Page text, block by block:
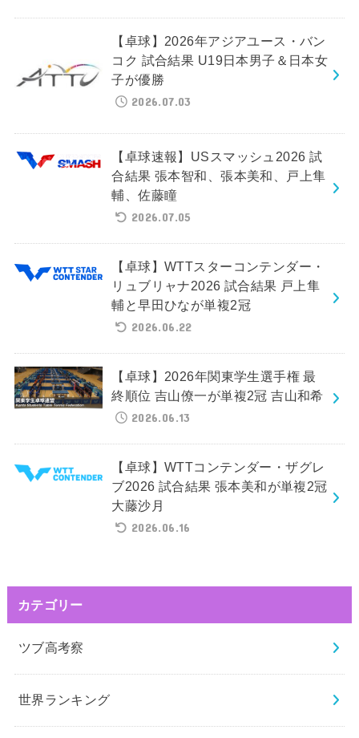
【卓球】2026年アジアユース・バン
コク 試合結果 U19日本男子＆日本女
子が優勝
2026.07.03
【卓球速報】USスマッシュ2026 試
合結果 張本智和、張本美和、戸上隼
輔、佐藤瞳
2026.07.05
【卓球】WTTスターコンテンダー・
リュブリャナ2026 試合結果 戸上隼
輔と早田ひなが単複2冠
2026.06.22
【卓球】2026年関東学生選手権 最
終順位 吉山僚一が単複2冠 吉山和希
2026.06.13
【卓球】WTTコンテンダー・ザグレ
ブ2026 試合結果 張本美和が単複2冠
大藤沙月
2026.06.16
カテゴリー
ツブ高考察
世界ランキング